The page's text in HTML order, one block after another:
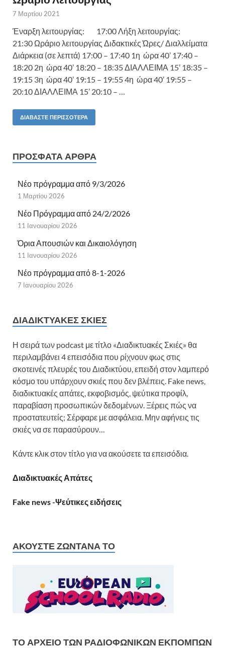
7 Μαρτίου 2021
Έναρξη λειτουργίας: 17:00 Λήξη λειτουργίας:
21:30 Ωράριο λειτουργίας Διδακτικές Ώρες/ Διαλλείματα
Διάρκεια (σε λεπτά) 17:00 – 17:40 1η ώρα 40’ 17:40 –
18:20 2η ώρα 40’ 18:20 – 18:35 ΔΙΑΛΛΕΙΜΑ 15’ 18:35 –
19:15 3η ώρα 40’ 19:15 – 19:55 4η ώρα 40’ 19:55 –
20:10 ΔΙΑΛΛΕΙΜΑ 15’ 20:10 – …
ΔΙΑΒΆΣΤΕ ΠΕΡΙΣΣΌΤΕΡΑ
ΠΡΌΣΦΑΤΑ ΆΡΘΡΑ
Νέο πρόγραμμα από 9/3/2026
1 Μαρτίου 2026
Νέο Πρόγραμμα από 24/2/2026
11 Ιανουαρίου 2026
Όρια Απουσιών και Δικαιολόγηση
11 Ιανουαρίου 2026
Νέο πρόγραμμα από 8-1-2026
7 Ιανουαρίου 2026
ΔΙΑΔΙΚΤΥΑΚΈΣ ΣΚΙΈΣ
Η σειρά των podcast με τίτλο «Διαδικτυακές Σκιές» θα
περιλαμβάνει 4 επεισόδια που ρίχνουν φως στις
σκοτεινές πλευρές του Διαδικτύου, επειδή στον λαμπερό
κόσμο του υπάρχουν σκιές που δεν βλέπεις. Fake news,
διαδικτυακές απάτες, εκφοβισμός, ψεύτικα προφίλ,
παραβίαση προσωπικών δεδομένων. Ξέρεις πώς να
προστατευτείς; Σέρφαρε με ασφάλεια. Μην αφήνεις τις
σκιές να σε παρασύρουν…
Κάντε κλικ στον τίτλο για να ακούσετε τα επεισόδια.
Διαδικτυακές Απάτες
Fake news -Ψεύτικες ειδήσεις
ΑΚΟΎΣΤΕ ΖΩΝΤΑΝΆ ΤΟ
ΤΟ ΑΡΧΕΊΟ ΤΩΝ ΡΑΔΙΟΦΩΝΙΚΏΝ ΕΚΠΟΜΠΏΝ